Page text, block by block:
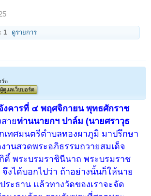
1 ดูรายการ
ร์ด
ผู้ดูแลเว็บบอร์ด
งคารที่ ๔ พฤศจิกายน พุทธศักราช
สายท่านนายกฯ ปาล์ม (นายศราวุธ
เทศมนตรีตำบลทองผาภูมิ มาปรึกษา
านสวดพระอภิธรรมถวายสมเด็จ
ติ์ พระบรมราชินีนาถ พระบรมราช
งได้บอกไปว่า ถ้าอย่างนั้นก็ให้นาย
ระธาน แล้วทางวัดของเราจะจัด